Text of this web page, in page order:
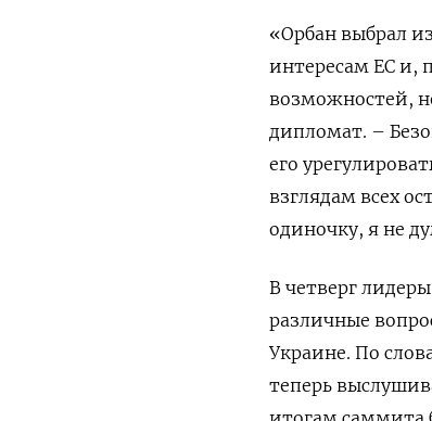
«Орбан выбрал
интересам ЕС и,
возможностей,
дипломат. –
его
взглядам всех
одиночку, я не
В четверг
различные
Украине. По
теперь